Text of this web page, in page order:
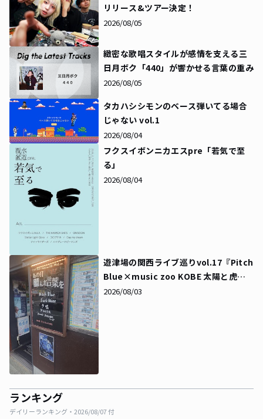
リリース&ツアー決定！
2026/08/05
緻密な歌唱スタイルが感情を支える――三
日月ボク「440」が響かせる言葉の重み
2026/08/05
タカハシシモンのベース弾いてる場合
じゃない vol.1
2026/08/04
フクスイボンニカエスpre「若気で至
る」
2026/08/04
遊津場の関西ライブ巡りvol.17『Pitch
Blue×music zoo KOBE 太陽と虎
pre「あの日選んだ言葉を」』
2026/08/03
ランキング
デイリーランキング・ 2026/08/07付